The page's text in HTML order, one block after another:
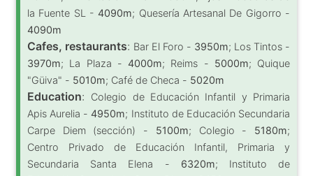
la Fuente SL -4090m; Quesería Artesanal De Gigorro -
4090m
Cafes, restaurants: Bar El Foro - 3950m; Los Tintos -
3970m; La Plaza - 4000m; Reims - 5000m; Quique
"Güiva" - 5010m; Café de Checa - 5020m
Education:
Colegio de Educación Infantil y Primaria
Apis Aurelia -4950m; Instituto de Educación Secundaria
Carpe Diem (sección) - 5100m; Colegio - 5180m;
Centro Privado de Educación Infantil, Primaria y
Secundaria Santa Elena - 6320m; Instituto de